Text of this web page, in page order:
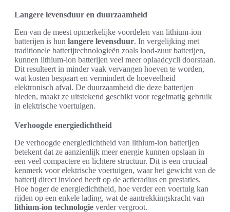
Langere levensduur en duurzaamheid
Een van de meest opmerkelijke voordelen van lithium-ion
batterijen is hun langere levensduur. In vergelijking met
traditionele batterijtechnologieën zoals lood-zuur batterijen,
kunnen lithium-ion batterijen veel meer oplaadcycli doorstaan.
Dit resulteert in minder vaak vervangen hoeven te worden,
wat kosten bespaart en vermindert de hoeveelheid
elektronisch afval. De duurzaamheid die deze batterijen
bieden, maakt ze uitstekend geschikt voor regelmatig gebruik
in elektrische voertuigen.
Verhoogde energiedichtheid
De verhoogde energiedichtheid van lithium-ion batterijen
betekent dat ze aanzienlijk meer energie kunnen opslaan in
een veel compactere en lichtere structuur. Dit is een cruciaal
kenmerk voor elektrische voertuigen, waar het gewicht van de
batterij direct invloed heeft op de actieradius en prestaties.
Hoe hoger de energiedichtheid, hoe verder een voertuig kan
rijden op een enkele lading, wat de aantrekkingskracht van
lithium-ion technologie verder vergroot.